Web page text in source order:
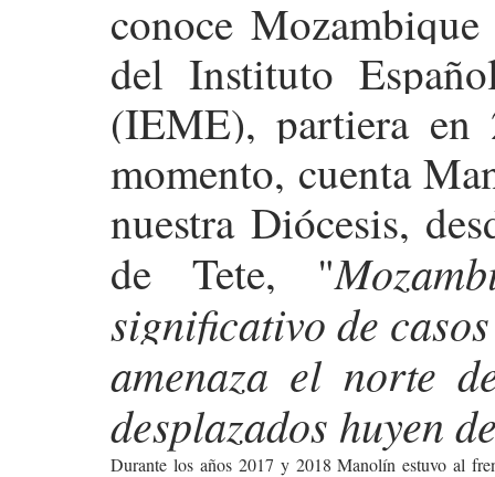
conoce
del Instituto
(IEME), partiera
momento, cuenta
nuestra Diócesis,
de Tete, "
significativo de
amenaza el norte
desplazados huyen
Durante los años 2017 y 2018 Manolín estuvo al